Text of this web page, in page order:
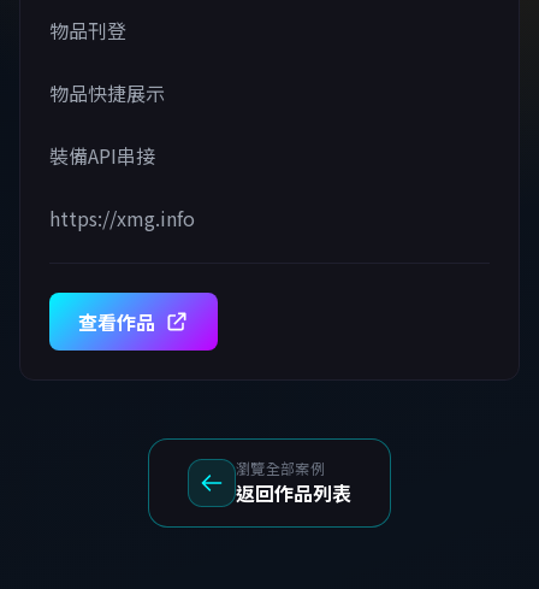
物品刊登
物品快捷展示
裝備API串接
https://xmg.info
查看作品
瀏覽全部案例
返回作品列表